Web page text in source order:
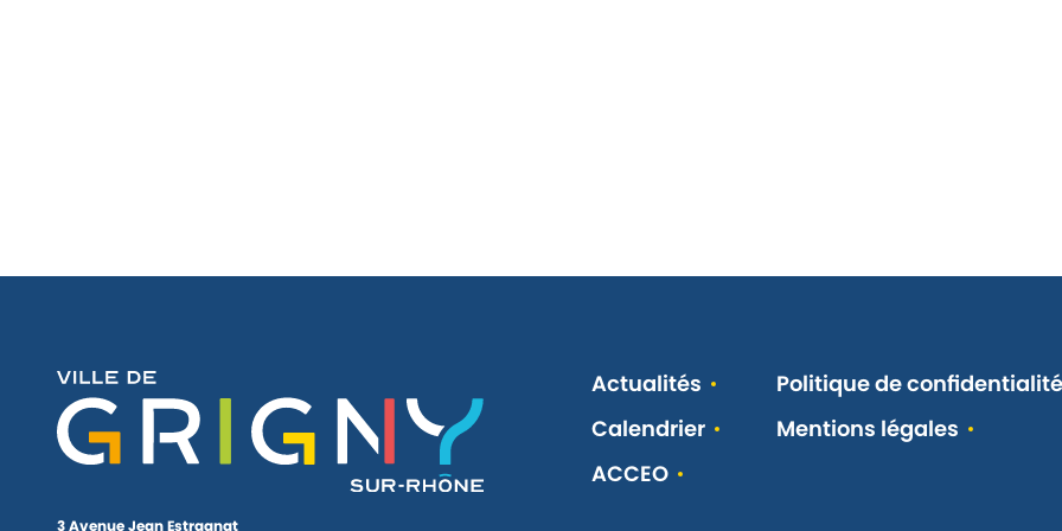
3 Avenue Jean Estragnat
Actualités
Calendrier
ACCEO
Politique de confidentialité
Mentions légales